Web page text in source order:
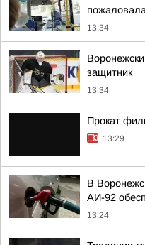
13:34
защитник
13:34
Прокат
13:29
В
АИ-92
13:24